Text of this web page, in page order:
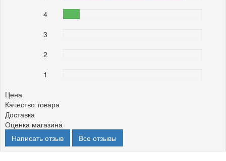
4
3
2
1
Цена
Качество товара
Доставка
Оценка магазина
Написать отзыв
Все отзывы